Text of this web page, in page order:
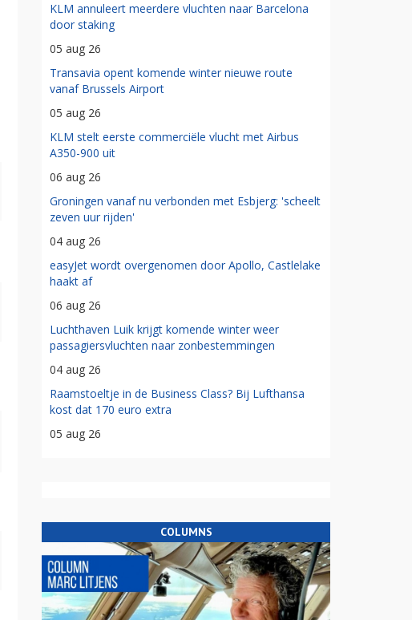
KLM annuleert meerdere vluchten naar Barcelona
door staking
05 aug 26
Transavia opent komende winter nieuwe route
vanaf Brussels Airport
05 aug 26
KLM stelt eerste commerciële vlucht met Airbus
A350-900 uit
06 aug 26
Groningen vanaf nu verbonden met Esbjerg: 'scheelt
zeven uur rijden'
04 aug 26
easyJet wordt overgenomen door Apollo, Castlelake
haakt af
06 aug 26
Luchthaven Luik krijgt komende winter weer
passagiersvluchten naar zonbestemmingen
04 aug 26
Raamstoeltje in de Business Class? Bij Lufthansa
kost dat 170 euro extra
05 aug 26
COLUMNS